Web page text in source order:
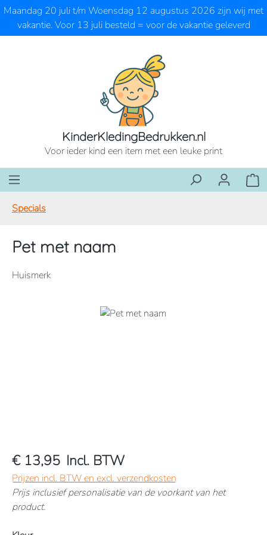
Ga naar de hoofdinhoud
Maandag 20 juli t/m Woensdag 12 augustus 2026 zijn wij met
vakantie. Voor 13 juli besteld = voor de vakantie geleverd
KinderKledingBedrukken.nl
Voor ieder kind een item met een leuke print
Specials
Pet met naam
Huismerk
Afbeeldingengalerij overslaan
€ 13,95 Incl. BTW
Prijzen incl. BTW en excl. verzendkosten
Prijs inclusief personalisatie van de voorkant van het
product.